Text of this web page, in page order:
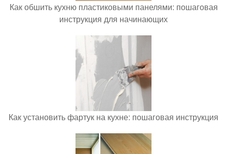
Как обшить кухню пластиковыми панелями: пошаговая
инструкция для начинающих
Как установить фартук на кухне: пошаговая инструкция